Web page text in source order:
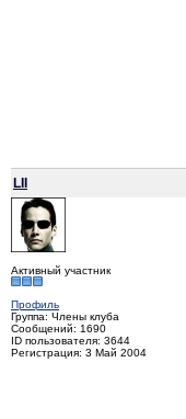
LII
Активный участник
Профиль
Группа: Члены клуба
Сообщений: 1690
ID пользователя: 3644
Регистрация: 3 Май 2004